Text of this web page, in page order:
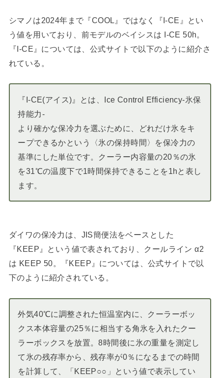
シマノは2024年まで『COOL』ではなく『I-CE』とい
う値を用いており、前モデルのベイシスは I-CE 50h。
『I-CE』については、公式サイトで以下のように紹介さ
れている。
『I-CE(アイス)』とは、Ice Control Efficiency-氷保
持能力-
より確かな保冷力を選ぶために、どれだけ氷をキ
ープできるかという〈氷の保持時間〉を保冷力の
基準にした単位です。クーラー内容量の20％の氷
を31℃の温度下で1時間保持できることを1hと表し
ます。
ダイワの保冷力は、JIS簡便法をベースとした
『KEEP』という値で表されており、クールライン α2
は KEEP 50。『KEEP』については、公式サイトで以
下のように紹介されている。
外気40℃に調整された恒温室内に、クーラーボッ
クス本体容量の25％に相当する角氷を入れたクー
ラーボックスを放置。8時間後に氷の重量を測定し
て氷の残存率から、残存率が0％になるまでの時間
を計算して、「KEEP○○」という値で表示してい